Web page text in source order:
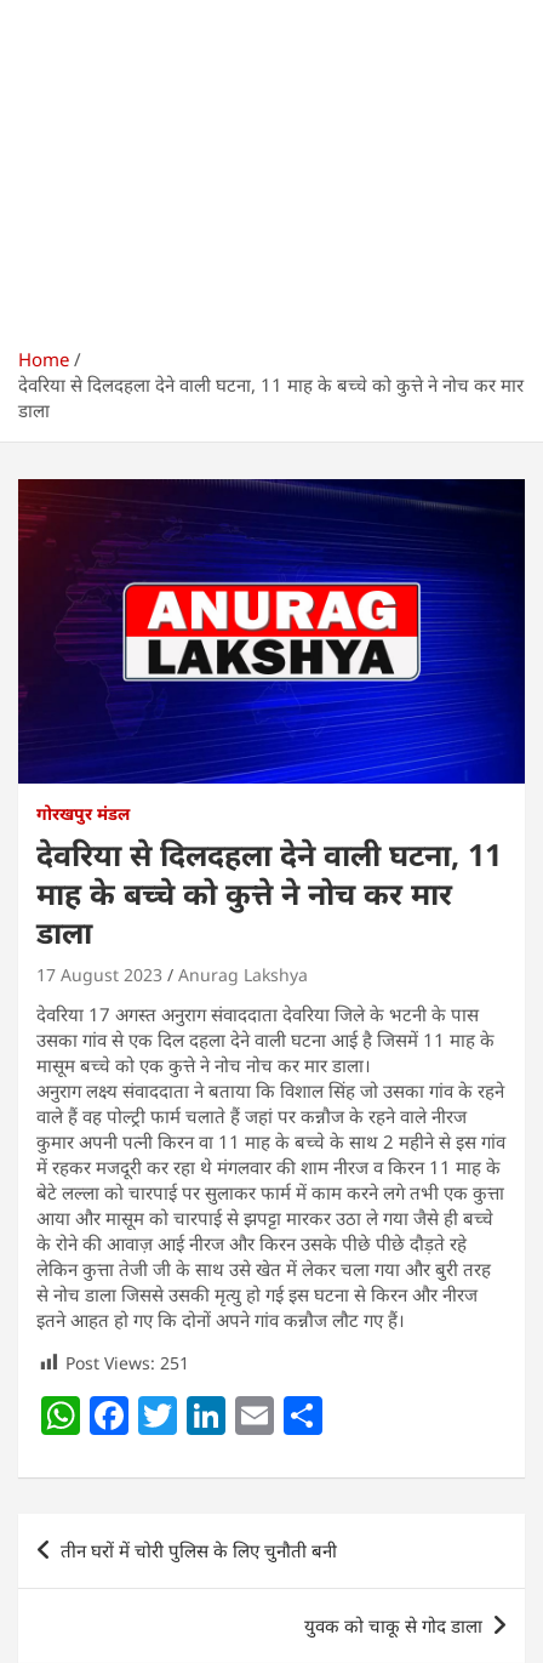
Home
देवरिया से दिलदहला देने वाली घटना, 11 माह के बच्चे को कुत्ते ने नोच कर मार
डाला
गोरखपुर मंडल
देवरिया से दिलदहला देने वाली घटना, 11
माह के बच्चे को कुत्ते ने नोच कर मार
डाला
17 August 2023 Anurag Lakshya
देवरिया 17 अगस्त अनुराग संवाददाता देवरिया जिले के भटनी के पास
उसका गांव से एक दिल दहला देने वाली घटना आई है जिसमें 11 माह के
मासूम बच्चे को एक कुत्ते ने नोच नोच कर मार डाला।
अनुराग लक्ष्य संवाददाता ने बताया कि विशाल सिंह जो उसका गांव के रहने
वाले हैं वह पोल्ट्री फार्म चलाते हैं जहां पर कन्नौज के रहने वाले नीरज
कुमार अपनी पत्नी किरन वा 11 माह के बच्चे के साथ 2 महीने से इस गांव
में रहकर मजदूरी कर रहा थे मंगलवार की शाम नीरज व किरन 11 माह के
बेटे लल्ला को चारपाई पर सुलाकर फार्म में काम करने लगे तभी एक कुत्ता
आया और मासूम को चारपाई से झपट्टा मारकर उठा ले गया जैसे ही बच्चे
के रोने की आवाज़ आई नीरज और किरन उसके पीछे पीछे दौड़ते रहे
लेकिन कुत्ता तेजी जी के साथ उसे खेत में लेकर चला गया और बुरी तरह
से नोच डाला जिससे उसकी मृत्यु हो गई इस घटना से किरन और नीरज
इतने आहत हो गए कि दोनों अपने गांव कन्नौज लौट गए हैं।
Post Views: 251
W
at
s
A
F
c
e
b
T
itt
er
Li
k
e
dI
E
ai
l
ar
e
Post
navigation
तीन घरों में चोरी पुलिस के लिए चुनौती बनी
युवक को चाकू से गोद डाला